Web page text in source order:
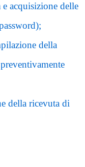
acquisizione delle
della
della ricevuta di